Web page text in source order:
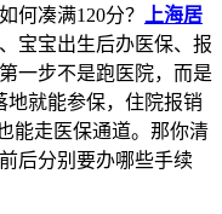
何凑满120分？
上海居
宝宝出生后办医保、报
一步不是跑医院，而是
地就能参保，住院报销
能走医保通道。那你清
后分别要办哪些手续